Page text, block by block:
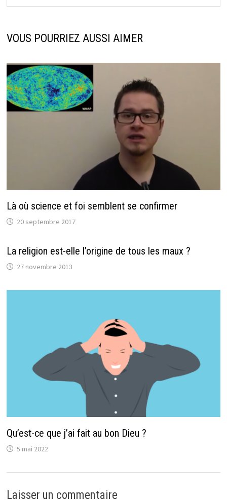
VOUS POURRIEZ AUSSI AIMER
Là où science et foi semblent se confirmer
20 septembre 2017
La religion est-elle l’origine de tous les maux ?
27 novembre 2013
Qu’est-ce que j’ai fait au bon Dieu ?
5 mai 2022
Laisser un commentaire